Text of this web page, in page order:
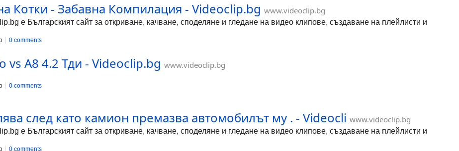
Котки - Забавна Компилация - Videoclip.bg www.videoclip.bg
е Българският сайт за откриване, качване, споделяне и гледане на видео клипове, създаване на плейлисти и
0 comments
vs А8 4.2 Тди - Videoclip.bg www.videoclip.bg
0 comments
след като камион премазва автомобилът му . - Videocli www.videoclip.bg
е Българският сайт за откриване, качване, споделяне и гледане на видео клипове, създаване на плейлисти и
0 comments